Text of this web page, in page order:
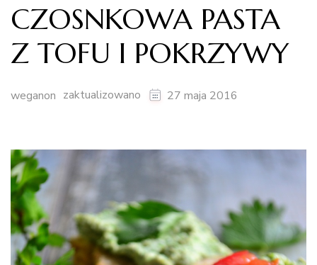
CZOSNKOWA PASTA
Z TOFU I POKRZYWY
weganon zaktualizowano 27 maja 2016